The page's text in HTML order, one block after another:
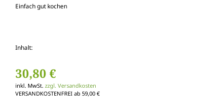
Einfach gut kochen
Inhalt:
30,80 €
inkl. MwSt. zzgl. Versandkosten
VERSANDKOSTENFREI ab 59,00 €